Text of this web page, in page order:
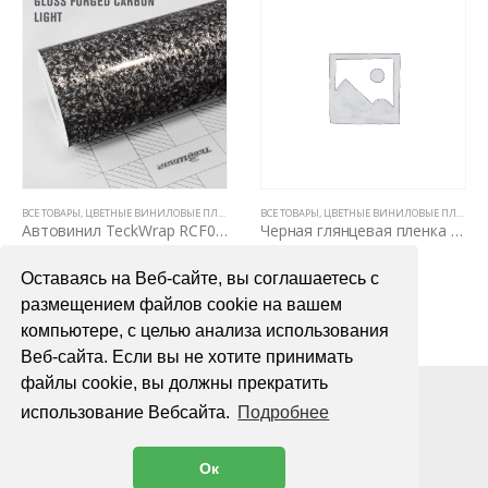
Оставаясь на Веб-сайте, вы соглашаетесь с
размещением файлов cookie на вашем
компьютере, с целью анализа использования
Веб-сайта. Если вы не хотите принимать
файлы cookie, вы должны прекратить
использование Вебсайта. Подробнее
Ок
ВСЕ ТОВАРЫ, ЦВЕТНЫЕ ВИНИЛОВЫЕ ПЛЕНКИ АВТОВИНИЛ TECKWRAP, RCF CAMOUFLAGE &
Автовинил TeckWrap RCF08 Gloss Forged Carbon Lighter version
В КОРЗИНУ
ВСЕ ТОВАРЫ, ЦВЕТНЫЕ ВИНИЛОВЫЕ ПЛЕНКИ
Черная глянцевая пленка для авто Oracal 551 1,26м
В КОРЗИНУ